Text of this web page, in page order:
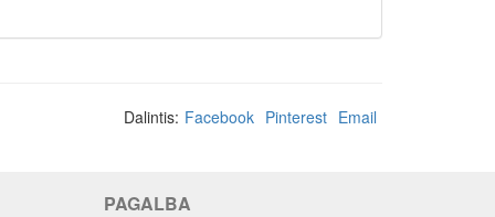
Dalintis: Facebook Pinterest Email
PAGALBA